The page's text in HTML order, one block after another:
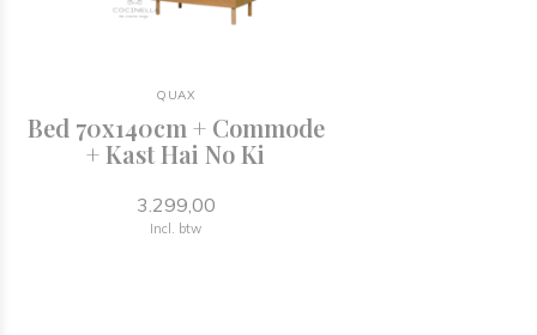
QUAX
Bed 70x140cm + Commode
+ Kast Hai No Ki
3.299,00
Incl. btw